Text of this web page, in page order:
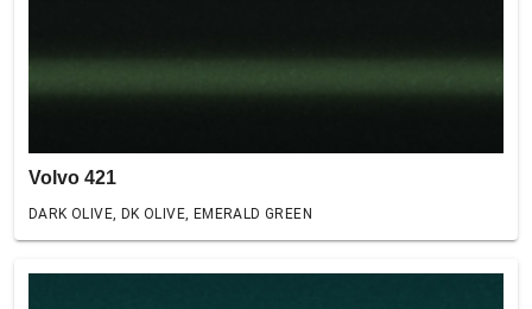
Volvo 421
DARK OLIVE, DK OLIVE, EMERALD GREEN